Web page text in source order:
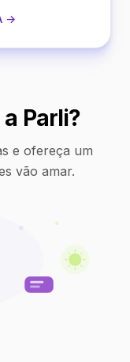
→
Parli?
e ofereça um
vão amar.